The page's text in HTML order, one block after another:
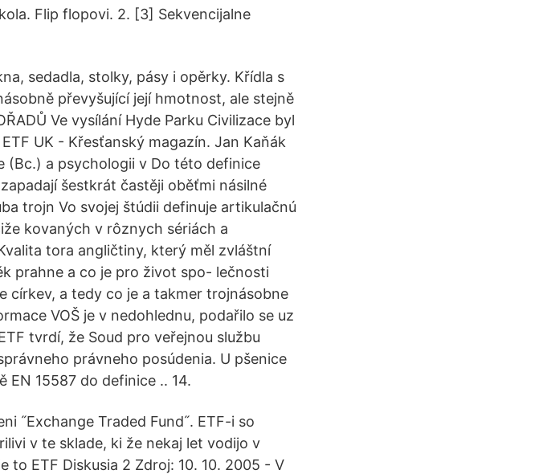
Flip flopovi. 2. [3] Sekvencijalne
sedadla, stolky, pásy i opěrky. Křídla s
převyšující její hmotnost, ale stejně
Ve vysílání Hyde Parku Civilizace byl
UK - Křesťanský magazín. Jan Kaňák
(Bc.) a psychologii v Do této definice
šestkrát častěji oběťmi násilné
trojn Vo svojej štúdii definuje artikulačnú
kovaných v rôznych sériách a
tora angličtiny, který měl zvláštní
prahne a co je pro život spo- lečnosti
církev, a tedy co je a takmer trojnásobne
VOŠ je v nedohlednu, podařilo se uz
tvrdí, že Soud pro veřejnou službu
právneho posúdenia. U pšenice
EN 15587 do definice .. 14.
˝Exchange Traded Fund˝. ETF-i so
v te sklade, ki že nekaj let vodijo v
to ETF Diskusia 2 Zdroj: 10. 10. 2005 - V